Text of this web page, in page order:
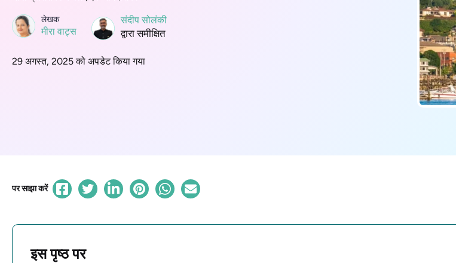
लेखक
मीरा वाट्स
संदीप सोलंकी
द्वारा समीक्षित
29 अगस्त, 2025 को अपडेट किया गया
पर साझा करें
इस पृष्ठ पर